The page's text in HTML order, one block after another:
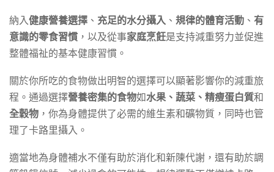
納入 健康營養選擇 、 充足的水分攝入 、 規律的體育活動 、 有
意識的零食習慣 ，以及從事家庭烹飪是支持減重努力並促進
整體福祉的基本健康習慣。
關於你所吃的食物做出明智的選擇可以顯著影響你的減重旅
程。通過選擇營養密集的食物如水果、蔬菜、精瘦蛋白質和
全穀物 ，你為身體提供了必需的維生素和礦物質，同時也管
理了卡路里攝入。
適當地為身體補水不僅有助於消化和新陳代謝，還有助於調